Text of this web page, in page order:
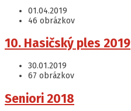
01.04.2019
46 obrázkov
Otvoriť
galériu
10. Hasičský ples 2019
30.01.2019
67 obrázkov
Otvoriť
galériu
Seniori 2018